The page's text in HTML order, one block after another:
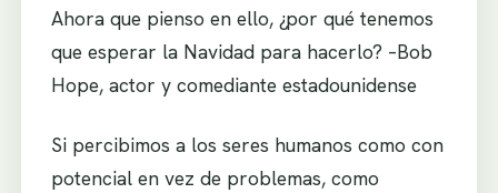
Ahora que pienso en ello, ¿por qué tenemos
que esperar la Navidad para hacerlo? –Bob
Hope, actor y comediante estadounidense
Si percibimos a los seres humanos como con
potencial en vez de problemas, como